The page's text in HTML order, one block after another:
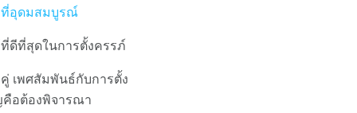
อุดมสมบูรณ์
ที่ดีที่สุดในการตั้งครรภ์
คู่ เพศสัมพันธ์กับการตั้ง
คือต้องพิจารณา